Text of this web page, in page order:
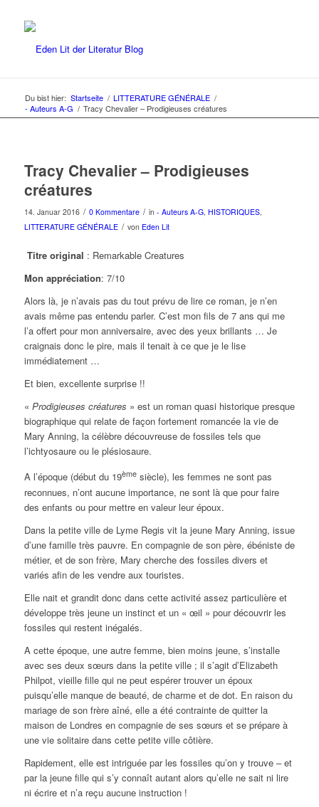
Du bist hier: Startseite / LITTERATURE GÉNÉRALE /
- Auteurs A-G / Tracy Chevalier – Prodigieuses créatures
Tracy Chevalier – Prodigieuses
créatures
14. Januar 2016 / 0 Kommentare / in - Auteurs A-G, HISTORIQUES,
LITTERATURE GÉNÉRALE / von Eden Lit
Titre original : Remarkable Creatures
Mon appréciation: 7/10
Alors là, je n’avais pas du tout prévu de lire ce roman, je n’en
avais même pas entendu parler. C’est mon fils de 7 ans qui me
l’a offert pour mon anniversaire, avec des yeux brillants … Je
craignais donc le pire, mais il tenait à ce que je le lise
immédiatement …
Et bien, excellente surprise !!
« Prodigieuses créatures » est un roman quasi historique presque
biographique qui relate de façon fortement romancée la vie de
Mary Anning, la célèbre découvreuse de fossiles tels que
l’ichtyosaure ou le plésiosaure.
A l’époque (début du 19èmesiècle), les femmes ne sont pas
reconnues, n’ont aucune importance, ne sont là que pour faire
des enfants ou pour mettre en valeur leur époux.
Dans la petite ville de Lyme Regis vit la jeune Mary Anning, issue
d’une famille très pauvre. En compagnie de son père, ébéniste de
métier, et de son frère, Mary cherche des fossiles divers et
variés afin de les vendre aux touristes.
Elle nait et grandit donc dans cette activité assez particulière et
développe très jeune un instinct et un « œil » pour découvrir les
fossiles qui restent inégalés.
A cette époque, une autre femme, bien moins jeune, s’installe
avec ses deux sœurs dans la petite ville ; il s’agit d’Elizabeth
Philpot, vieille fille qui ne peut espérer trouver un époux
puisqu’elle manque de beauté, de charme et de dot. En raison du
mariage de son frère aîné, elle a été contrainte de quitter la
maison de Londres en compagnie de ses sœurs et se prépare à
une vie solitaire dans cette petite ville côtière.
Rapidement, elle est intriguée par les fossiles qu’on y trouve – et
par la jeune fille qui s’y connaît autant alors qu’elle ne sait ni lire
ni écrire et n’a reçu aucune instruction !